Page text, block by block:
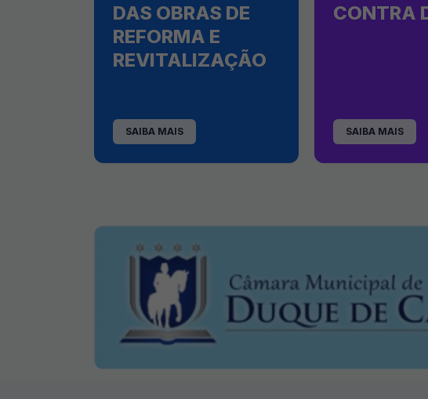
DAS OBRAS DE
REFORMA E
REVITALIZAÇÃO
SAIBA MAIS
CONTRA
SAIBA MAIS